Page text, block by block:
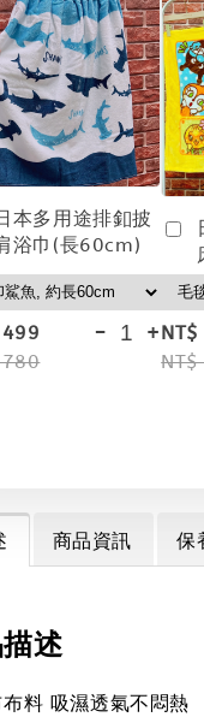
本多用途排釦披
浴巾(長60cm)
- +
商品資訊 保
述
料 吸濕透氣不悶熱